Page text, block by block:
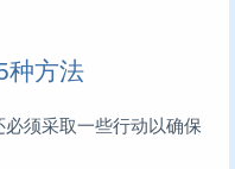
种方法
须采取一些行动以确保